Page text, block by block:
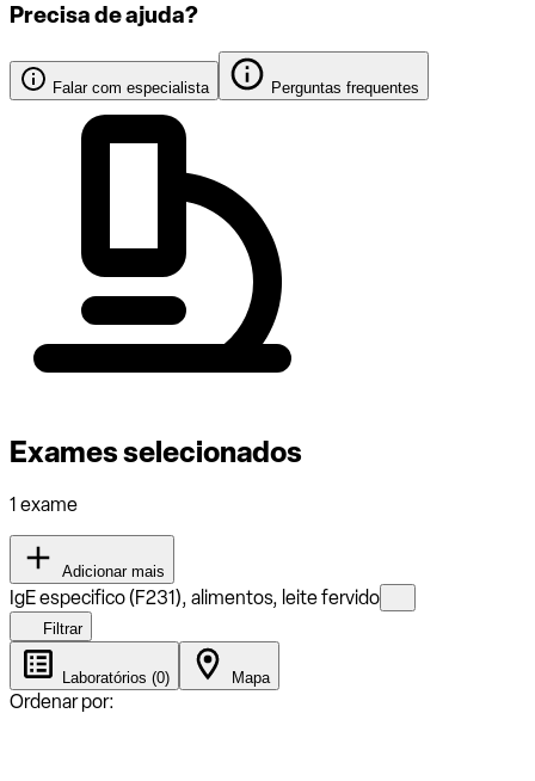
Precisa de ajuda?
Falar com especialista Perguntas frequentes
Exames selecionados
1 exame
Adicionar mais
IgE especifico (F231), alimentos, leite fervido
Filtrar
Laboratórios (0) Mapa
Ordenar por: